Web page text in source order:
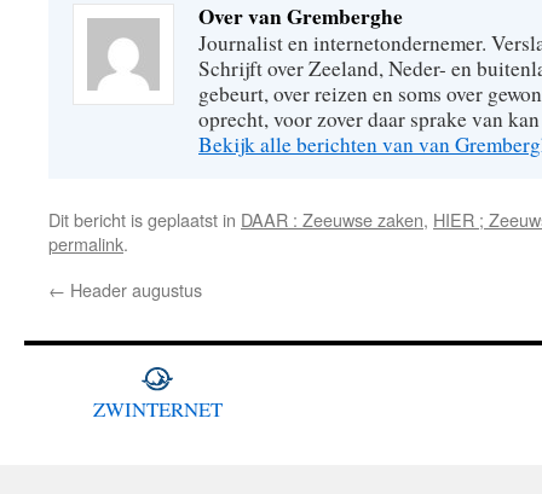
Over van Gremberghe
Journalist en internetondernemer.
Schrijft over Zeeland, Neder- en
gebeurt, over reizen en soms over
oprecht, voor zover daar sprake van
Bekijk alle berichten van van
Dit bericht is geplaatst in DAAR : Zeeuwse zaken, HIER ;
permalink.
← Header augustus
ZWINTERNET